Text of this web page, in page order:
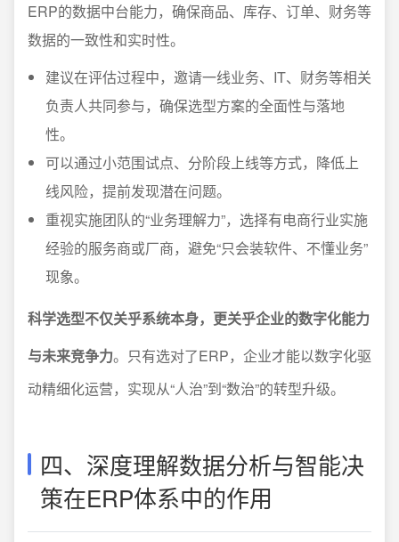
ERP的数据中台能力，确保商品、库存、订单、财务等
数据的一致性和实时性。
建议在评估过程中，邀请一线业务、IT、财务等相关
负责人共同参与，确保选型方案的全面性与落地
性。
可以通过小范围试点、分阶段上线等方式，降低上
线风险，提前发现潜在问题。
重视实施团队的“业务理解力”，选择有电商行业实施
经验的服务商或厂商，避免“只会装软件、不懂业务”
现象。
科学选型不仅关乎系统本身，更关乎企业的数字化能力
与未来竞争力。只有选对了ERP，企业才能以数字化驱
动精细化运营，实现从“人治”到“数治”的转型升级。
四、深度理解数据分析与智能决
策在ERP体系中的作用